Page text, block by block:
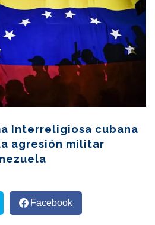
Interreligiosa cubana
agresión militar
Facebook